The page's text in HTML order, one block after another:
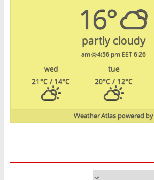
16°
partly cloudy
6:26 am
4:56 pm EET
tue
wed
20°C / 12°C
21°C / 14°C
powered by
Weather Atlas